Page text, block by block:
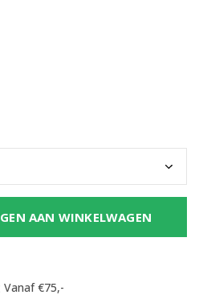
AAN WINKELWAGEN
Vanaf €75,-